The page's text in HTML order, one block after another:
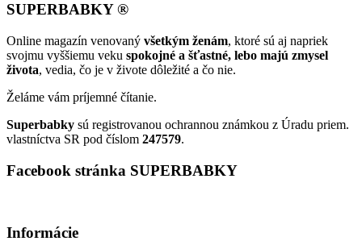
SUPERBABKY ®
Online magazín venovaný všetkým ženám, ktoré sú aj napriek
svojmu vyššiemu veku spokojné a šťastné, lebo majú zmysel
života, vedia, čo je v živote dôležité a čo nie.
Želáme vám príjemné čítanie.
Superbabky sú registrovanou ochrannou známkou z Úradu priem.
vlastníctva SR pod číslom 247579.
Facebook stránka SUPERBABKY
Informácie